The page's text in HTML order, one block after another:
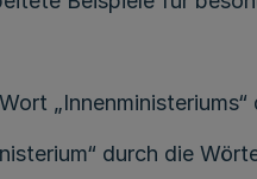
durch die